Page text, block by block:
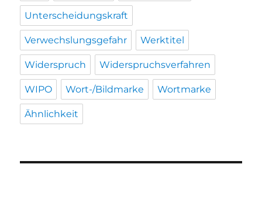
Unterscheidungskraft
Verwechslungsgefahr Werktitel
Widerspruch Widerspruchsverfahren
WIPO Wort-/Bildmarke Wortmarke
Ähnlichkeit